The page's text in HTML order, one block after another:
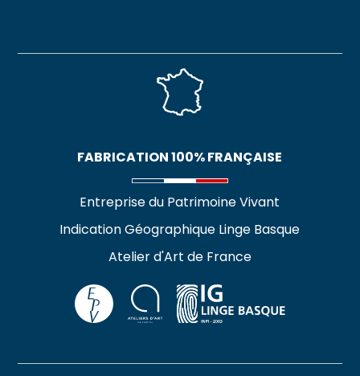
FABRICATION 100% FRANÇAISE
Entreprise du Patrimoine Vivant
Indication Géographique Linge Basque
Atelier d'Art de France